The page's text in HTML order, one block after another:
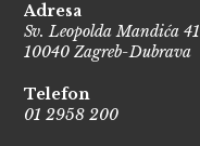
Adresa
Sv. Leopolda Mandića 41
10040 Zagreb-Dubrava
Telefon
01 2958 200